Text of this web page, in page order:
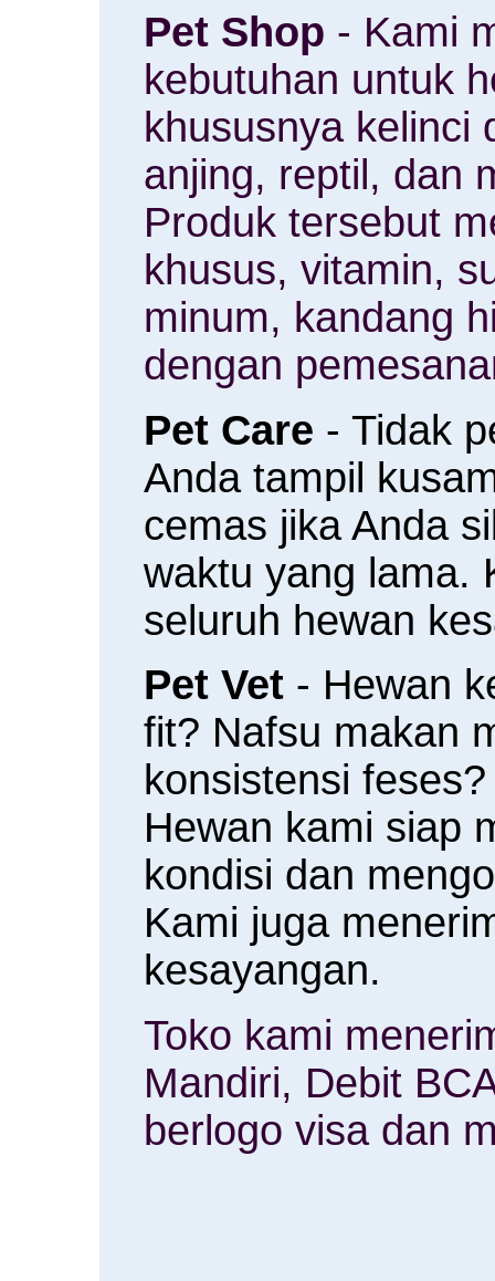
Pet Shop - Kami
kebutuhan untuk
khususnya kelinci
anjing, reptil, dan
Produk tersebut
khusus, vitamin,
minum, kandang
dengan
Pet Care - Tidak
Anda tampil
cemas jika Anda
waktu yang lama.
seluruh hewan
Pet Vet - Hewan
fit? Nafsu makan
konsistensi
Hewan kami siap
kondisi dan
Kami juga
kesayangan.
Toko kami
Mandiri, Debit
berlogo visa dan